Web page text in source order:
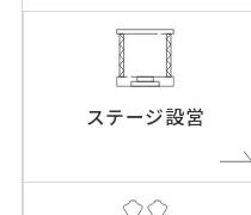
ステージ設営